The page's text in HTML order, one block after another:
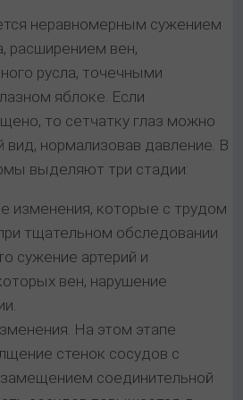
неравномерным сужением
расширением вен,
русла, точечными
яблоке. Если
то сетчатку глаз можно
вид, нормализовав давление. В
выделяют три стадии:
изменения, которые с трудом
тщательном обследовании
сужение артерий и
вен, нарушение
На этом этапе
стенок сосудов с
соединительной